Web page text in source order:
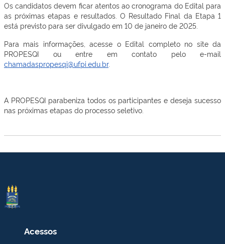
Os candidatos devem ficar atentos ao cronograma do Edital para
as próximas etapas e resultados. O Resultado Final da Etapa 1
está previsto para ser divulgado em 10 de janeiro de 2025.
Para mais informações, acesse o Edital completo no site da
PROPESQI ou entre em contato pelo e-mail
chamadaspropesqi@ufpi.edu.br.
A PROPESQI parabeniza todos os participantes e deseja sucesso
nas próximas etapas do processo seletivo.
Acessos